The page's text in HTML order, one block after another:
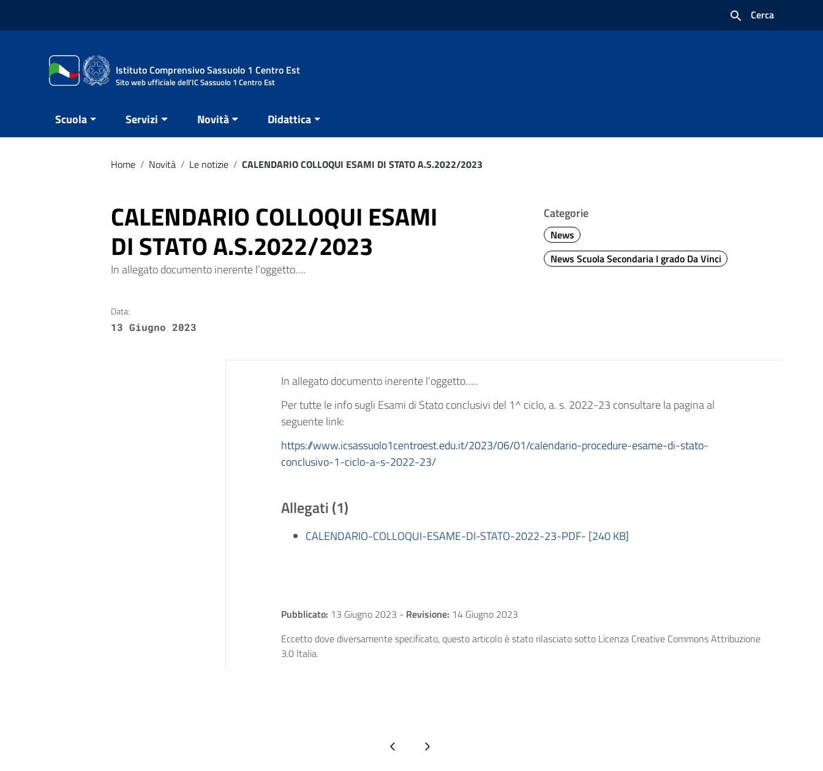
Cerca
Istituto Comprensivo Sassuolo 1 Centro Est
Sito web ufficiale dell'IC Sassuolo 1 Centro Est
Scuola Servizi Novità Didattica
Home / Novità / Le notizie / CALENDARIO COLLOQUI ESAMI DI STATO A.S.2022/2023
CALENDARIO COLLOQUI ESAMI
DI STATO A.S.2022/2023
In allegato documento inerente l’oggetto….
Categorie
News
News Scuola Secondaria I grado Da Vinci
Data:
13 Giugno 2023
In allegato documento inerente l’oggetto…..
Per tutte le info sugli Esami di Stato conclusivi del 1^ ciclo, a. s. 2022-23 consultare la pagina al
seguente link:
https://www.icsassuolo1centroest.edu.it/2023/06/01/calendario-procedure-esame-di-stato-
conclusivo-1-ciclo-a-s-2022-23/
Allegati (1)
CALENDARIO-COLLOQUI-ESAME-DI-STATO-2022-23-PDF- [240 KB]
Pubblicato: 13 Giugno 2023 - Revisione: 14 Giugno 2023
Eccetto dove diversamente specificato, questo articolo è stato rilasciato sotto Licenza Creative Commons Attribuzione
3.0 Italia.
Pagina precedentePagina successiva